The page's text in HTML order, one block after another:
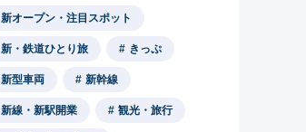
新オープン・注目スポット
新・鉄道ひとり旅 きっぷ
新型車両 新幹線
新線・新駅開業 観光・旅行